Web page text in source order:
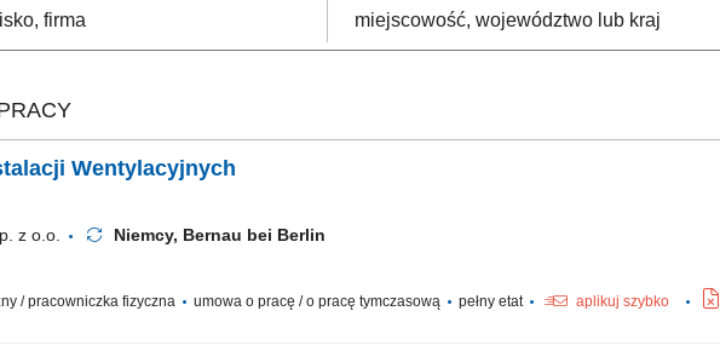
Wentylacyjnych
z o.o. Niemcy, Bernau bei Berlin
/ pracowniczka fizyczna umowa o pracę / o pracę tymczasową pełny etat aplikuj szybko